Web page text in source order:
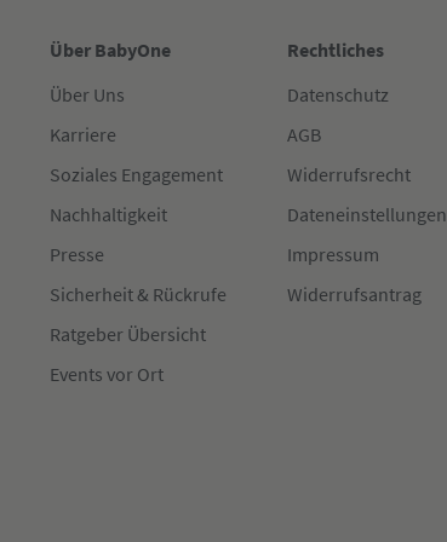
Über BabyOne
Über Uns
Karriere
Soziales Engagement
Nachhaltigkeit
Presse
Sicherheit & Rückrufe
Ratgeber Übersicht
Events vor Ort
Rechtliches
Datenschutz
AGB
Widerrufsrecht
Dateneinstellungen
Impressum
Widerrufsantrag